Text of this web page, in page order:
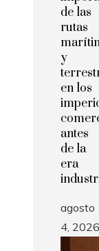
de las
rutas
y
en los
antes
de la
era
agosto
4, 2026